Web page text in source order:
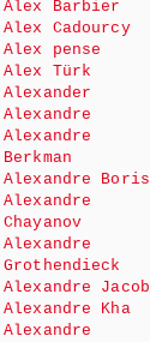
Alex Barbier
Alex Cadourcy
Alex pense
Alex Türk
Alexander
Alexandre
Alexandre
Berkman
Alexandre Boris
Alexandre
Chayanov
Alexandre
Grothendieck
Alexandre Jacob
Alexandre Kha
Alexandre